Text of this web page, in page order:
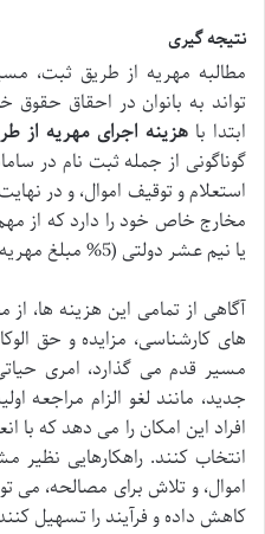
نتیجه گیری
مطالبه مهریه از طریق ثبت،
تواند به بانوان در احقاق حقوق
ابتدا با هزینه اجرای مهریه از
گوناگونی از جمله ثبت نام در
استعلام و توقیف اموال، و در
مخارج خاص خود را دارد که از
یا نیم عشر دولتی (5% مبلغ مهریه) اشاره کرد.
آگاهی از تمامی این هزینه ها،
های کارشناسی، مزایده و حق
مسیر قدم می گذارد، امری
افراد این امکان را می دهد که
انتخاب کنند. راهکارهایی نظیر
اموال، و تلاش برای مصالحه، می
کاهش داده و فرآیند را تسهیل